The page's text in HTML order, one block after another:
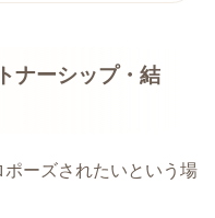
ナーシップ・結
ーズされたいという場